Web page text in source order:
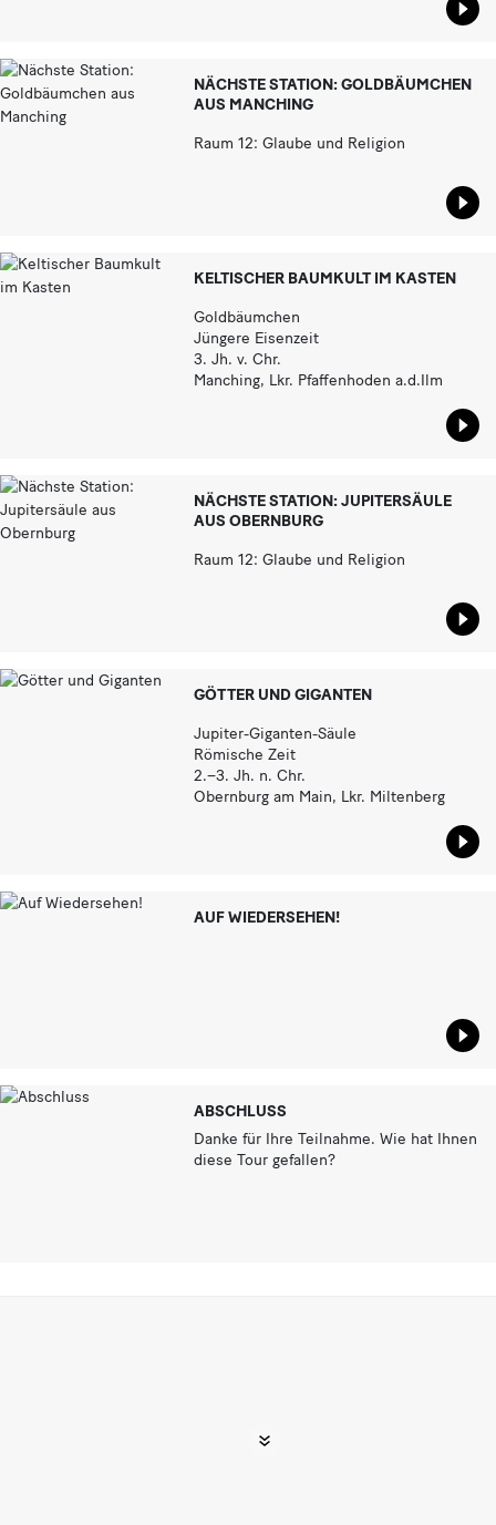
NÄCHSTE STATION: GOLDBÄUMCHEN
AUS MANCHING
Raum 12: Glaube und Religion
KELTISCHER BAUMKULT IM KASTEN
Goldbäumchen
Jüngere Eisenzeit
3. Jh. v. Chr.
Manching, Lkr. Pfaffenhoden a.d.Ilm
NÄCHSTE STATION: JUPITERSÄULE
AUS OBERNBURG
Raum 12: Glaube und Religion
GÖTTER UND GIGANTEN
Jupiter-Giganten-Säule
Römische Zeit
2.–3. Jh. n. Chr.
Obernburg am Main, Lkr. Miltenberg
AUF WIEDERSEHEN!
ABSCHLUSS
Danke für Ihre Teilnahme. Wie hat Ihnen
diese Tour gefallen?